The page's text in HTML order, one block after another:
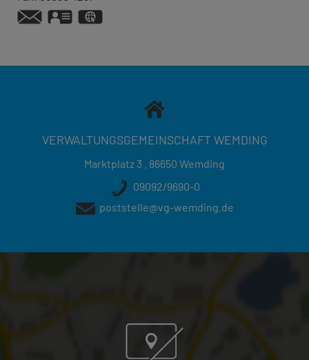
vCard
VERWALTUNGSGEMEINSCHAFT WEMDING
Marktplatz 3 . 86650 Wemding
09092/9690-0
poststelle@vg-wemding.de